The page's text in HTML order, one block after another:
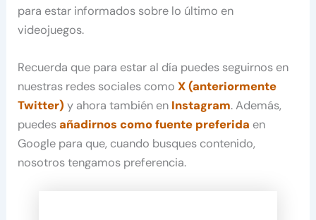
para estar informados sobre lo último en
videojuegos.
Recuerda que para estar al día puedes seguirnos en
nuestras redes sociales comoX (anteriormente
Twitter) y ahora también en Instagram. Además,
puedesañadirnos como fuente preferida en
Google para que, cuando busques contenido,
nosotros tengamos preferencia.